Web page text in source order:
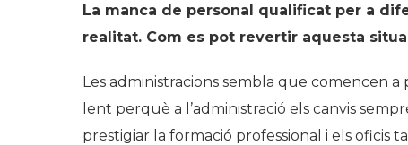
La manca de personal qualificat per a
realitat. Com es pot revertir aquesta
Les administracions sembla que comencen
lent perquè a l’administració els canvis
prestigiar la formació professional i els oficis